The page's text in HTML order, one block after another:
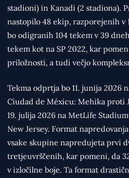
stadioni) in Kanadi (2 stadiona).
nastopilo 48 ekip, razporejenih v
bo odigranih 104 tekem v 39
tekem kot na SP 2022, kar
priložnosti, a tudi večjo
Tekma odprtja bo 11. junija 2026
Ciudad de Méxicu: Mehika proti
19. julija 2026 na MetLife
New Jersey. Format
vsake skupine napredujeta prvi
tretjeuvrščenih, kar pomeni, da
v izločilne boje. Ta format